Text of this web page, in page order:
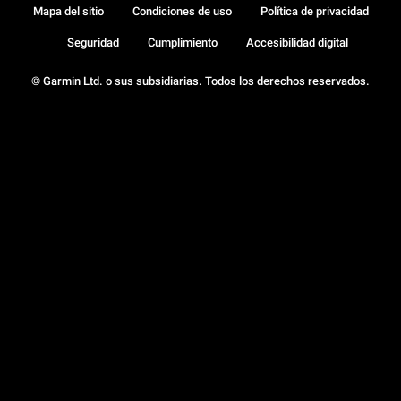
© Garmin Ltd. o sus subsidiarias. Todos los derechos reservados.
Mapa del sitio Condiciones de uso Política de privacidad
Seguridad Cumplimiento Accesibilidad digital